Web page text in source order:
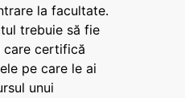
la facultate.
trebuie să fie
care certifică
pe care le ai
unui